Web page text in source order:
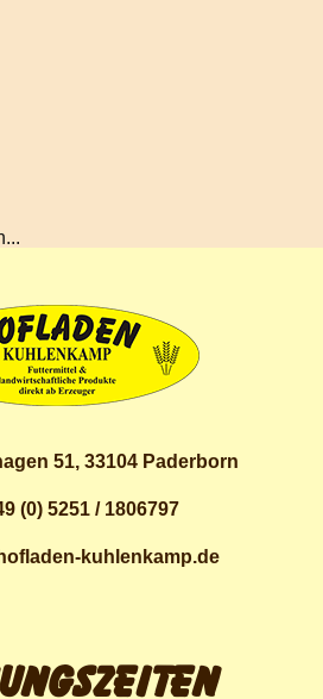
51, 33104 Paderborn
(0) 5251 / 1806797
kuhlenkamp.de